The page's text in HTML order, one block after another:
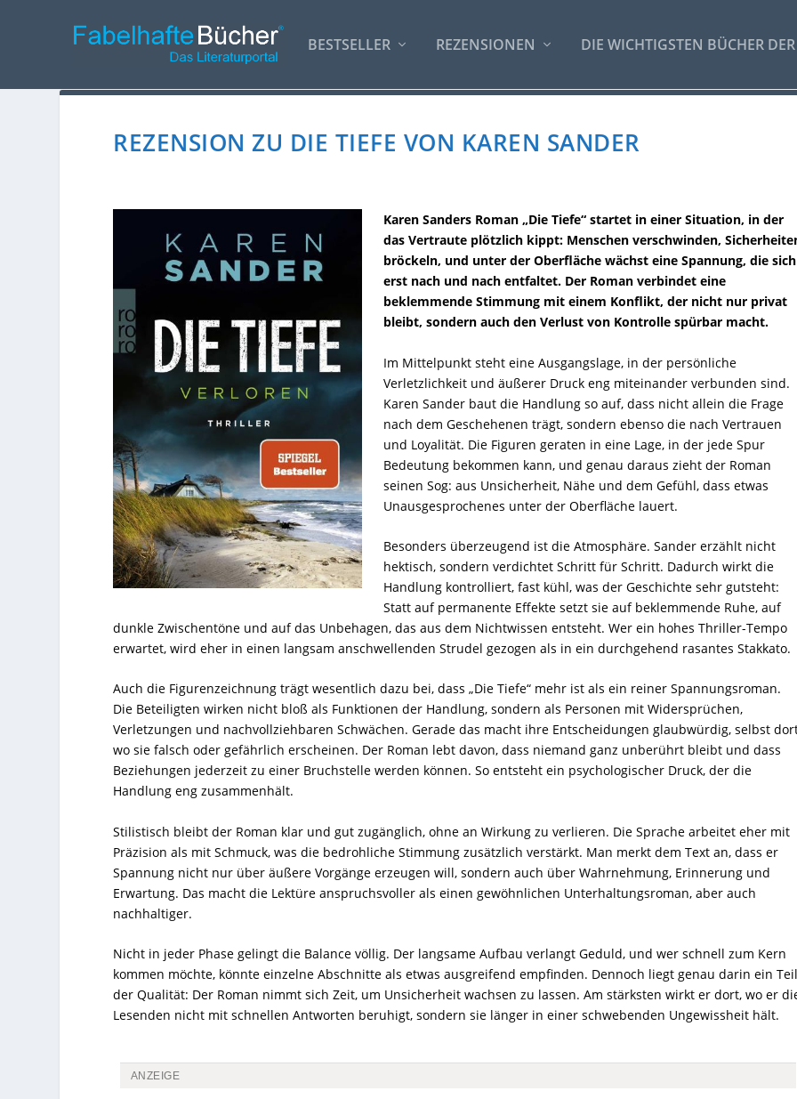
BESTSELLER REZENSIONEN DIE WICHTIGSTEN BÜCHER
REZENSION ZU DIE TIEFE VON KAREN SANDER
Karen Sanders Roman „Die Tiefe“ startet in einer Situation, in der
das Vertraute plötzlich kippt: Menschen verschwinden,
bröckeln, und unter der Oberfläche wächst eine Spannung, die sich
erst nach und nach entfaltet. Der Roman verbindet eine
beklemmende Stimmung mit einem Konflikt, der nicht nur privat
bleibt, sondern auch den Verlust von Kontrolle spürbar macht.
Im Mittelpunkt steht eine Ausgangslage, in der persönliche
Verletzlichkeit und äußerer Druck eng miteinander verbunden sind.
Karen Sander baut die Handlung so auf, dass nicht allein die Frage
nach dem Geschehenen trägt, sondern ebenso die nach Vertrauen
und Loyalität. Die Figuren geraten in eine Lage, in der jede Spur
Bedeutung bekommen kann, und genau daraus zieht der Roman
seinen Sog: aus Unsicherheit, Nähe und dem Gefühl, dass etwas
Unausgesprochenes unter der Oberfläche lauert.
Besonders überzeugend ist die Atmosphäre. Sander erzählt nicht
hektisch, sondern verdichtet Schritt für Schritt. Dadurch wirkt die
Handlung kontrolliert, fast kühl, was der Geschichte sehr gutsteht:
Statt auf permanente Effekte setzt sie auf beklemmende Ruhe, auf
dunkle Zwischentöne und auf das Unbehagen, das aus dem Nichtwissen entsteht. Wer ein hohes Thriller-Tempo
erwartet, wird eher in einen langsam anschwellenden Strudel gezogen als in ein durchgehend rasantes Stakkato.
Auch die Figurenzeichnung trägt wesentlich dazu bei, dass „Die Tiefe“ mehr ist als ein reiner Spannungsroman.
Die Beteiligten wirken nicht bloß als Funktionen der Handlung, sondern als Personen mit Widersprüchen,
Verletzungen und nachvollziehbaren Schwächen. Gerade das macht ihre Entscheidungen glaubwürdig, selbst
wo sie falsch oder gefährlich erscheinen. Der Roman lebt davon, dass niemand ganz unberührt bleibt und dass
Beziehungen jederzeit zu einer Bruchstelle werden können. So entsteht ein psychologischer Druck, der die
Handlung eng zusammenhält.
Stilistisch bleibt der Roman klar und gut zugänglich, ohne an Wirkung zu verlieren. Die Sprache arbeitet eher mit
Präzision als mit Schmuck, was die bedrohliche Stimmung zusätzlich verstärkt. Man merkt dem Text an, dass er
Spannung nicht nur über äußere Vorgänge erzeugen will, sondern auch über Wahrnehmung, Erinnerung und
Erwartung. Das macht die Lektüre anspruchsvoller als einen gewöhnlichen Unterhaltungsroman, aber auch
nachhaltiger.
Nicht in jeder Phase gelingt die Balance völlig. Der langsame Aufbau verlangt Geduld, und wer schnell zum Kern
kommen möchte, könnte einzelne Abschnitte als etwas ausgreifend empfinden. Dennoch liegt genau darin ein
der Qualität: Der Roman nimmt sich Zeit, um Unsicherheit wachsen zu lassen. Am stärksten wirkt er dort, wo er
Lesenden nicht mit schnellen Antworten beruhigt, sondern sie länger in einer schwebenden Ungewissheit hält.
ANZEIGE